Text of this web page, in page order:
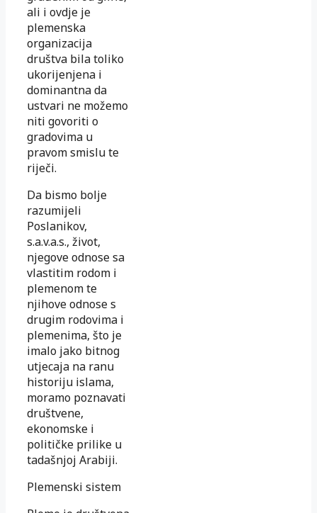
ali i ovdje je
plemenska
organizacija
društva bila toliko
ukorijenjena i
dominantna da
ustvari ne možemo
niti govoriti o
gradovima u
pravom smislu te
riječi.
Da bismo bolje
razumijeli
Poslanikov,
s.a.v.a.s., život,
njegove odnose sa
vlastitim rodom i
plemenom te
njihove odnose s
drugim rodovima i
plemenima, što je
imalo jako bitnog
utjecaja na ranu
historiju islama,
moramo poznavati
društvene,
ekonomske i
političke prilike u
tadašnjoj Arabiji.
Plemenski sistem